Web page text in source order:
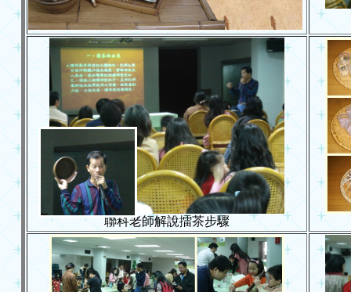
聯科老師解說擂茶步驟